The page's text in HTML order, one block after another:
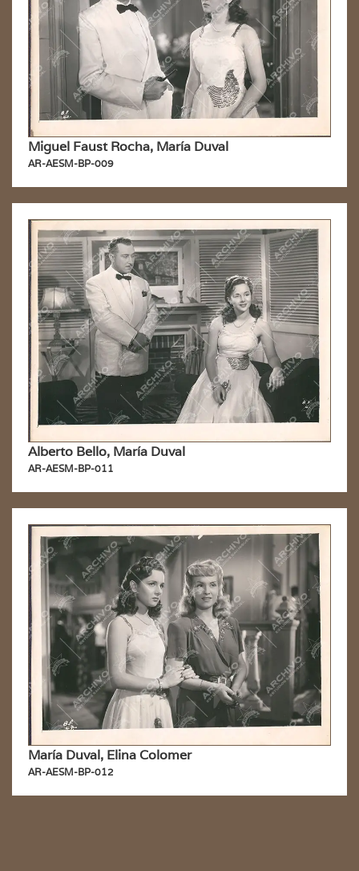
Miguel Faust Rocha, María Duval
AR-AESM-BP-009
Alberto Bello, María Duval
AR-AESM-BP-011
María Duval, Elina Colomer
AR-AESM-BP-012